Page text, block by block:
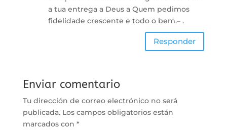
a tua entrega a Deus a Quem pedimos
fidelidade crescente e todo o bem.– .
Responder
Enviar comentario
Tu dirección de correo electrónico no será
publicada. Los campos obligatorios están
marcados con *